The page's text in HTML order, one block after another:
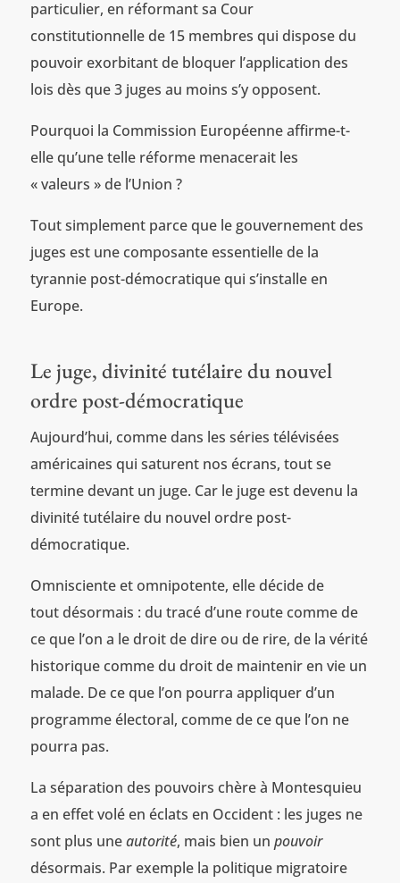
particulier, en réformant sa Cour
constitutionnelle de 15 membres qui dispose du
pouvoir exorbitant de bloquer l’application des
lois dès que 3 juges au moins s’y opposent.
Pourquoi la Commission Européenne affirme-t-
elle qu’une telle réforme menacerait les
« valeurs » de l’Union ?
Tout simplement parce que le gouvernement des
juges est une composante essentielle de la
tyrannie post-démocratique qui s’installe en
Europe.
Le juge, divinité tutélaire du nouvel
ordre post-démocratique
Aujourd’hui, comme dans les séries télévisées
américaines qui saturent nos écrans, tout se
termine devant un juge. Car le juge est devenu la
divinité tutélaire du nouvel ordre post-
démocratique.
Omnisciente et omnipotente, elle décide de
tout désormais : du tracé d’une route comme de
ce que l’on a le droit de dire ou de rire, de la vérité
historique comme du droit de maintenir en vie un
malade. De ce que l’on pourra appliquer d’un
programme électoral, comme de ce que l’on ne
pourra pas.
La séparation des pouvoirs chère à Montesquieu
a en effet volé en éclats en Occident : les juges ne
sont plus uneautorité, mais bien un pouvoir
désormais. Par exemple la politique migratoire